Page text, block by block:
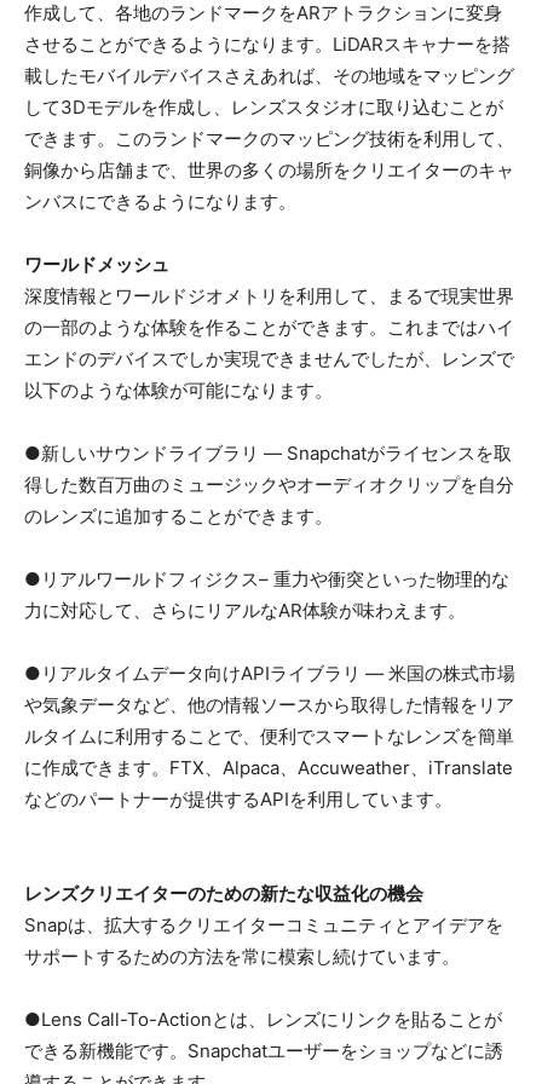
作成して、各地のランドマークをARアトラクションに変身
させることができるようになります。LiDARスキャナーを搭
載したモバイルデバイスさえあれば、その地域をマッピング
して3Dモデルを作成し、レンズスタジオに取り込むことが
できます。このランドマークのマッピング技術を利用して、
銅像から店舗まで、世界の多くの場所をクリエイターのキャ
ンバスにできるようになります。
ワールドメッシュ
深度情報とワールドジオメトリを利用して、まるで現実世界
の一部のような体験を作ることができます。これまではハイ
エンドのデバイスでしか実現できませんでしたが、レンズで
以下のような体験が可能になります。
●新しいサウンドライブラリ — Snapchatがライセンスを取
得した数百万曲のミュージックやオーディオクリップを自分
のレンズに追加することができます。
●リアルワールドフィジクス– 重力や衝突といった物理的な
力に対応して、さらにリアルなAR体験が味わえます。
●リアルタイムデータ向けAPIライブラリ — 米国の株式市場
や気象データなど、他の情報ソースから取得した情報をリア
ルタイムに利用することで、便利でスマートなレンズを簡単
に作成できます。FTX、Alpaca、Accuweather、iTranslate
などのパートナーが提供するAPIを利用しています。
レンズクリエイターのための新たな収益化の機会
Snapは、拡大するクリエイターコミュニティとアイデアを
サポートするための方法を常に模索し続けています。
●Lens Call-To-Actionとは、レンズにリンクを貼ることが
できる新機能です。Snapchatユーザーをショップなどに誘